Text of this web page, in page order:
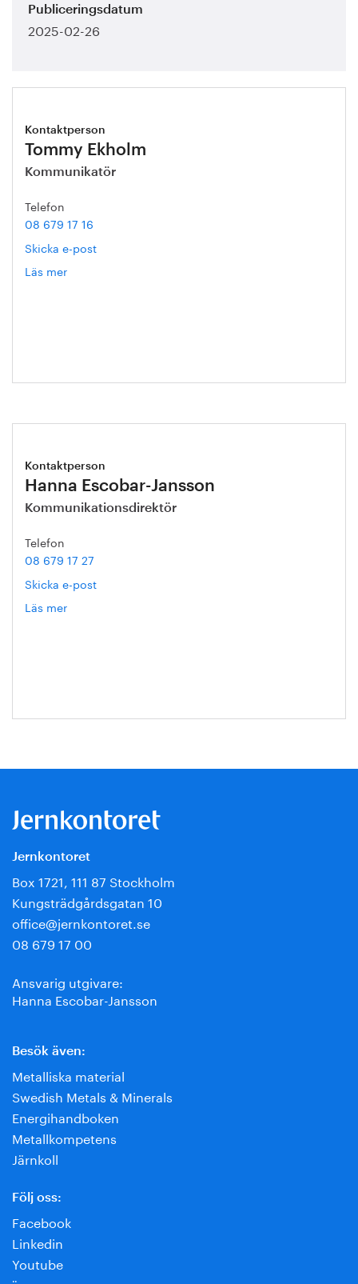
Publiceringsdatum
2025-02-26
Kontaktperson
Tommy Ekholm
Kommunikatör
Telefon
08 679 17 16
Skicka e-post
Läs mer
Kontaktperson
Hanna Escobar-Jansson
Kommunikationsdirektör
Telefon
08 679 17 27
Skicka e-post
Läs mer
Jernkontoret
Box 1721, 111 87 Stockholm
Kungsträdgårdsgatan 10
office@jernkontoret.se
08 679 17 00
Ansvarig utgivare:
Hanna Escobar-Jansson
Besök även:
Metalliska material
Swedish Metals & Minerals
Energihandboken
Metallkompetens
Järnkoll
Följ oss:
Facebook
Linkedin
Youtube